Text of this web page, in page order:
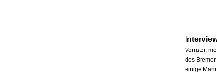
Verräter,
des
einige